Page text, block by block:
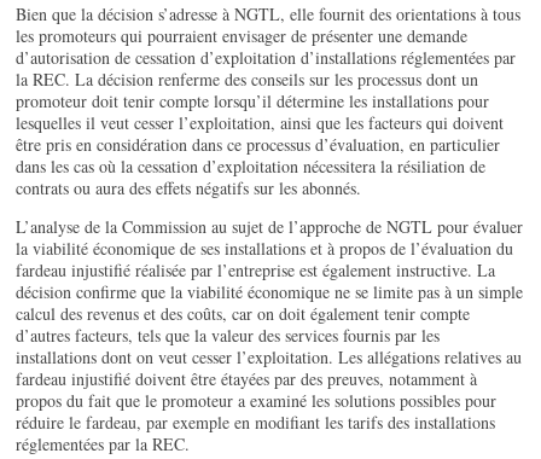
Bien que la décision s’adresse à NGTL, elle fournit des orientations à tous
les promoteurs qui pourraient envisager de présenter une demande
d’autorisation de cessation d’exploitation d’installations réglementées par
la REC. La décision renferme des conseils sur les processus dont un
promoteur doit tenir compte lorsqu’il détermine les installations pour
lesquelles il veut cesser l’exploitation, ainsi que les facteurs qui doivent
être pris en considération dans ce processus d’évaluation, en particulier
dans les cas où la cessation d’exploitation nécessitera la résiliation de
contrats ou aura des effets négatifs sur les abonnés.
L’analyse de la Commission au sujet de l’approche de NGTL pour évaluer
la viabilité économique de ses installations et à propos de l’évaluation du
fardeau injustifié réalisée par l’entreprise est également instructive. La
décision confirme que la viabilité économique ne se limite pas à un simple
calcul des revenus et des coûts, car on doit également tenir compte
d’autres facteurs, tels que la valeur des services fournis par les
installations dont on veut cesser l’exploitation. Les allégations relatives au
fardeau injustifié doivent être étayées par des preuves, notamment à
propos du fait que le promoteur a examiné les solutions possibles pour
réduire le fardeau, par exemple en modifiant les tarifs des installations
réglementées par la REC.